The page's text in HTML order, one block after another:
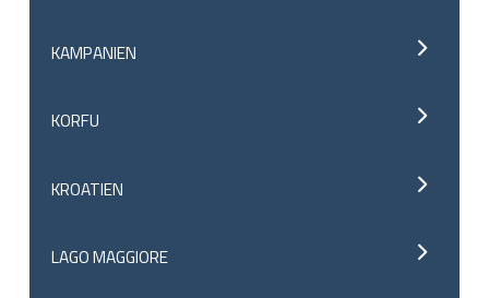
KAMPANIEN
KORFU
KROATIEN
LAGO MAGGIORE